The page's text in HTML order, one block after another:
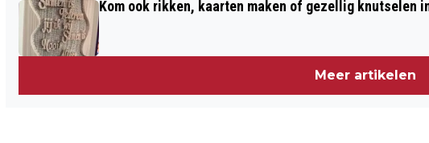
Kom ook rikken, kaarten maken of gezellig knutselen
Meer artikelen